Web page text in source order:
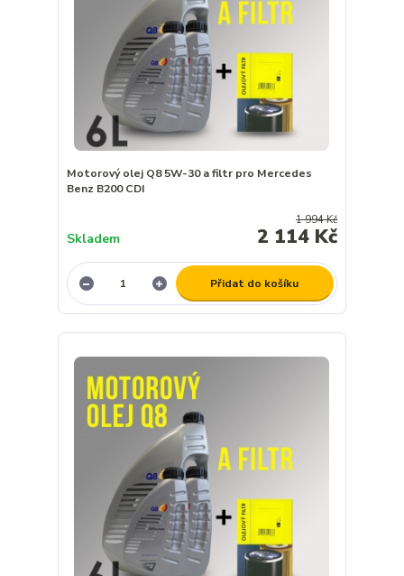
Motorový olej Q8 5W-30 a filtr pro Mercedes
Benz B200 CDI
1 994 Kč
2 114 Kč
Skladem
Přidat do košíku